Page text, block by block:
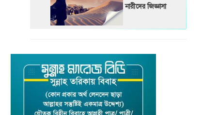
নারীদের জিজ্ঞাসা